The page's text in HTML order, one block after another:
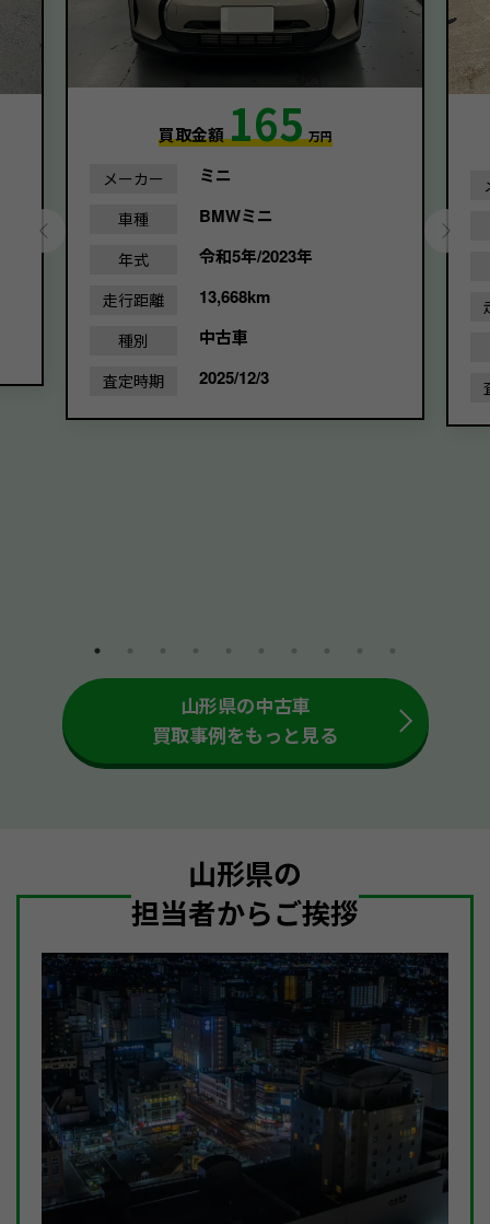
買取金額165 万円
メーカー ミニ
車種 BMWミニ
年式 令和5年/2023年
走行距離 13,668km
種別 中古車
査定時期 2025/12/3
山形県の中古車
買取事例をもっと見る
山形県の
担当者からご挨拶